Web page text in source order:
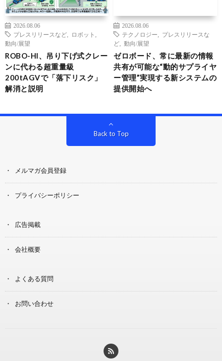
2026.08.06
プレスリリースなど
ロボット
動向/展望
ROBO-HI、吊り下げ式クレー
ンに代わる超重量級
200tAGVで「落下リスク」
解消と説明
2026.08.06
テクノロジー
プレスリリースな
ど
動向/展望
ゼロボード、常に最新の情報
共有が可能な“動的サプライヤ
ー管理”実現する新システムの
提供開始へ
Back to Top
メルマガ会員登録
プライバシーポリシー
広告掲載
会社概要
よくある質問
お問い合わせ